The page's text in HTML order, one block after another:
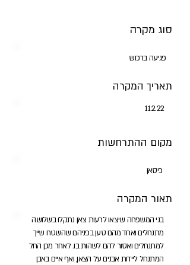
סוג מקרה
פגיעה ברכוש
תאריך המקרה
11.2.22
מקום ההתרחשות
כיסאן
תאור המקרה
בני המשפחה שיצאו לרעות צאן נתקלו בשלושה
מתנחלים ואחד מהם טען בפניהם שהשטח שייך
למתנחלים ואסור להם לשהות בו. לאחר מכן החל
המתנחל ליידות אבנים על הצאן, ואף איים באבן